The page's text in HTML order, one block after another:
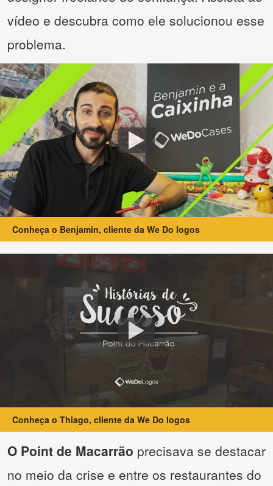
vídeo e descubra como ele solucionou esse
problema.
Conheça o Benjamin, cliente da We Do logos
Conheça o Thiago, cliente da We Do logos
O Point de Macarrão precisava se destacar
no meio da crise e entre os restaurantes do